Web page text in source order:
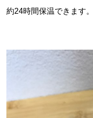
約24時間保温できます。